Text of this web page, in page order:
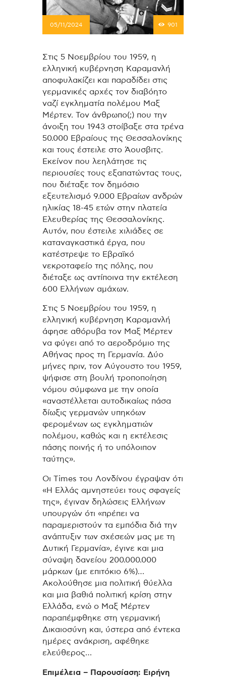
05/11/2024 901
Στις 5 Νοεμβρίου του 1959, η
ελληνική κυβέρνηση Καραμανλή
αποφυλακίζει και παραδίδει στις
γερμανικές αρχές τον διαβόητο
ναζί εγκληματία πολέμου Μαξ
Μέρτεν. Τον άνθρωπο(;) που την
άνοιξη του 1943 στοίβαξε στα τρένα
50.000 Εβραίους της Θεσσαλονίκης
και τους έστειλε στο Άουσβιτς.
Εκείνον που λεηλάτησε τις
περιουσίες τους εξαπατώντας τους,
που διέταξε τον δημόσιο
εξευτελισμό 9.000 Εβραίων ανδρών
ηλικίας 18-45 ετών στην πλατεία
Ελευθερίας της Θεσσαλονίκης.
Αυτόν, που έστειλε χιλιάδες σε
καταναγκαστικά έργα, που
κατέστρεψε το Εβραϊκό
νεκροταφείο της πόλης, που
διέταξε ως αντίποινα την εκτέλεση
600 Ελλήνων αμάχων.
Στις 5 Νοεμβρίου του 1959, η
ελληνική κυβέρνηση Καραμανλή
άφησε αθόρυβα τον Μαξ Μέρτεν
να φύγει από το αεροδρόμιο της
Αθήνας προς τη Γερμανία. Δύο
μήνες πριν, τον Αύγουστο του 1959,
ψήφισε στη βουλή τροποποίηση
νόμου σύμφωνα με την οποία
«αναστέλλεται αυτοδικαίως πάσα
δίωξις γερμανών υπηκόων
φερομένων ως εγκληματιών
πολέμου, καθώς και η εκτέλεσις
πάσης ποινής ή το υπόλοιπον
ταύτης».
Οι Times του Λονδίνου έγραψαν ότι
«Η Ελλάς αμνηστεύει τους σφαγείς
της», έγιναν δηλώσεις Ελλήνων
υπουργών ότι «πρέπει να
παραμεριστούν τα εμπόδια διά την
ανάπτυξιν των σχέσεών μας με τη
Δυτική Γερμανία», έγινε και μια
σύναψη δανείου 200.000.000
μάρκων (με επιτόκιο 6%)…
Ακολούθησε μια πολιτική θύελλα
και μια βαθιά πολιτική κρίση στην
Ελλάδα, ενώ ο Μαξ Μέρτεν
παραπέμφθηκε στη γερμανική
Δικαιοσύνη και, ύστερα από έντεκα
ημέρες ανάκριση, αφέθηκε
ελεύθερος…
Επιμέλεια – Παρουσίαση: Ειρήνη